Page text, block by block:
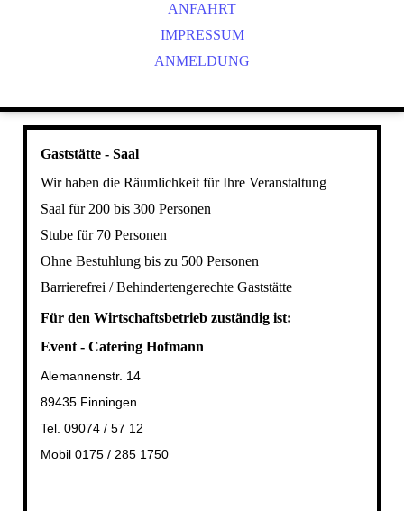
ANFAHRT
IMPRESSUM
ANMELDUNG
Gaststätte - Saal
Wir haben die Räumlichkeit für Ihre Veranstaltung
Saal für 200 bis 300 Personen
Stube für 70 Personen
Ohne Bestuhlung bis zu 500 Personen
Barrierefrei / Behindertengerechte Gaststätte
Für den Wirtschaftsbetrieb zuständig ist:
Event - Catering Hofmann
Alemannenstr. 14
89435 Finningen
Tel. 09074 / 57 12
Mobil 0175 / 285 1750